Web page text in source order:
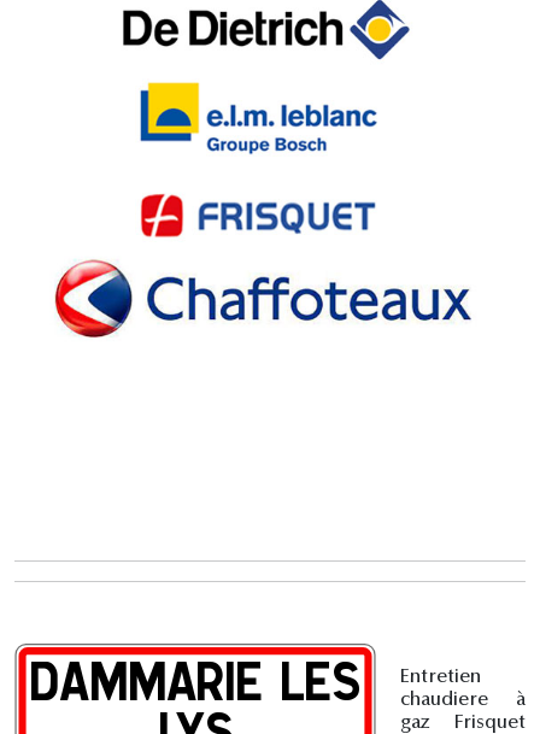
Entretien
chaudiere à
gaz Frisquet